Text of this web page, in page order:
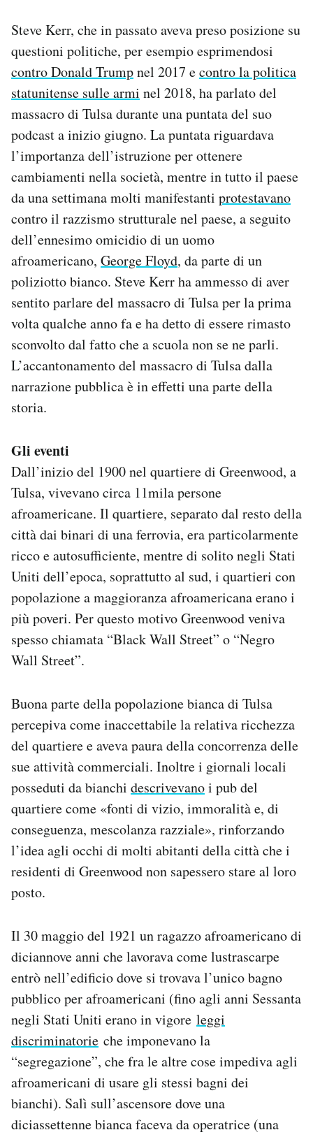
Steve Kerr, che in passato aveva preso posizione su
questioni politiche, per esempio esprimendosi
contro Donald Trumpnel 2017 econtro la politica
statunitense sulle armi nel 2018, ha parlato del
massacro di Tulsa durante una puntata del suo
podcast a inizio giugno. La puntata riguardava
l’importanza dell’istruzione per ottenere
cambiamenti nella società, mentre in tutto il paese
da una settimana molti manifestanti protestavano
contro il razzismo strutturale nel paese, a seguito
dell’ennesimo omicidio di un uomo
afroamericano, George Floyd, da parte di un
poliziotto bianco. Steve Kerr ha ammesso di aver
sentito parlare del massacro di Tulsa per la prima
volta qualche anno fa e ha detto di essere rimasto
sconvolto dal fatto che a scuola non se ne parli.
L’accantonamento del massacro di Tulsa dalla
narrazione pubblica è in effetti una parte della
storia.
Gli eventi
Dall’inizio del 1900 nel quartiere di Greenwood, a
Tulsa, vivevano circa 11mila persone
afroamericane. Il quartiere, separato dal resto della
città dai binari di una ferrovia, era particolarmente
ricco e autosufficiente, mentre di solito negli Stati
Uniti dell’epoca, soprattutto al sud, i quartieri con
popolazione a maggioranza afroamericana erano i
più poveri. Per questo motivo Greenwood veniva
spesso chiamata “Black Wall Street” o “Negro
Wall Street”.
Buona parte della popolazione bianca di Tulsa
percepiva come inaccettabile la relativa ricchezza
del quartiere e aveva paura della concorrenza delle
sue attività commerciali. Inoltre i giornali locali
posseduti da bianchi descrivevanoi pub del
quartiere come «fonti di vizio, immoralità e, di
conseguenza, mescolanza razziale», rinforzando
l’idea agli occhi di molti abitanti della città che i
residenti di Greenwood non sapessero stare al loro
posto.
Il 30 maggio del 1921 un ragazzo afroamericano di
diciannove anni che lavorava come lustrascarpe
entrò nell’edificio dove si trovava l’unico bagno
pubblico per afroamericani (fino agli anni Sessanta
negli Stati Uniti erano in vigore leggi
discriminatorie che imponevano la
“segregazione”, che fra le altre cose impediva agli
afroamericani di usare gli stessi bagni dei
bianchi). Salì sull’ascensore dove una
diciassettenne bianca faceva da operatrice (una